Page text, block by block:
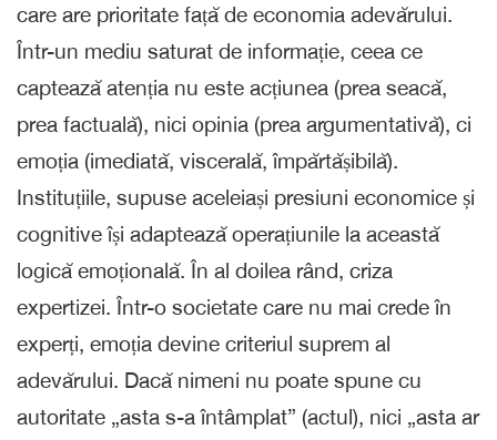
care are prioritate față de economia adevărului.
Într-un mediu saturat de informație, ceea ce
captează atenția nu este acțiunea (prea seacă,
prea factuală), nici opinia (prea argumentativă), ci
emoția (imediată, viscerală, împărtășibilă).
Instituțiile, supuse aceleiași presiuni economice și
cognitive își adaptează operațiunile la această
logică emoțională. În al doilea rând, criza
expertizei. Într-o societate care nu mai crede în
experți, emoția devine criteriul suprem al
adevărului. Dacă nimeni nu poate spune cu
autoritate „asta s-a întâmplat” (actul), nici „asta ar